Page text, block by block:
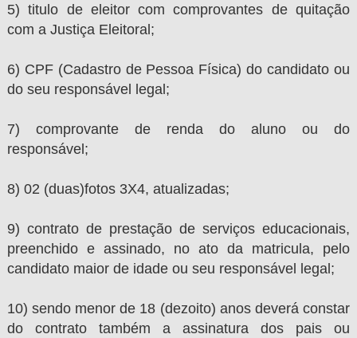
5) titulo de eleitor com comprovantes de quitação
com a Justiça Eleitoral;
6) CPF (Cadastro de Pessoa Física) do candidato ou
do seu responsável legal;
7) comprovante de renda do aluno ou do
responsável;
8) 02 (duas)fotos 3X4, atualizadas;
9) contrato de prestação de serviços educacionais,
preenchido e assinado, no ato da matricula, pelo
candidato maior de idade ou seu responsável legal;
10) sendo menor de 18 (dezoito) anos deverá constar
do contrato também a assinatura dos pais ou